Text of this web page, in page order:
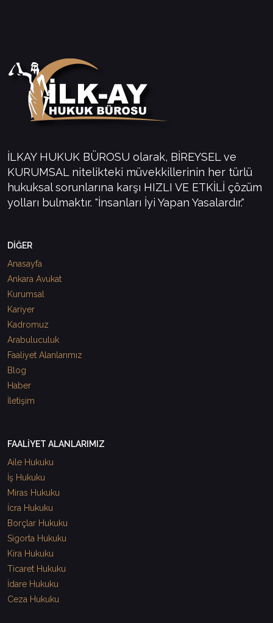
İLKAY HUKUK BÜROSU olarak, BİREYSEL ve
KURUMSAL nitelikteki müvekkillerinin her türlü
hukuksal sorunlarına karşı HIZLI VE ETKİLİ çözüm
yolları bulmaktır. "İnsanları İyi Yapan Yasalardır."
DİĞER
Anasayfa
Ankara Avukat
Kurumsal
Kariyer
Kadromuz
Arabuluculuk
Faaliyet Alanlarımız
Blog
Haber
İletişim
FAALİYET ALANLARIMIZ
Aile Hukuku
İş Hukuku
Miras Hukuku
İcra Hukuku
Borçlar Hukuku
Sigorta Hukuku
Kira Hukuku
Ticaret Hukuku
İdare Hukuku
Ceza Hukuku